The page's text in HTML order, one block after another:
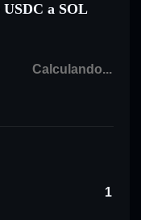
a SOL